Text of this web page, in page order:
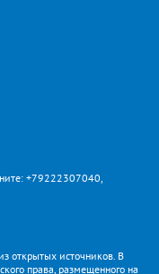
+79222307040,
открытых источников. В
права, размещенного на